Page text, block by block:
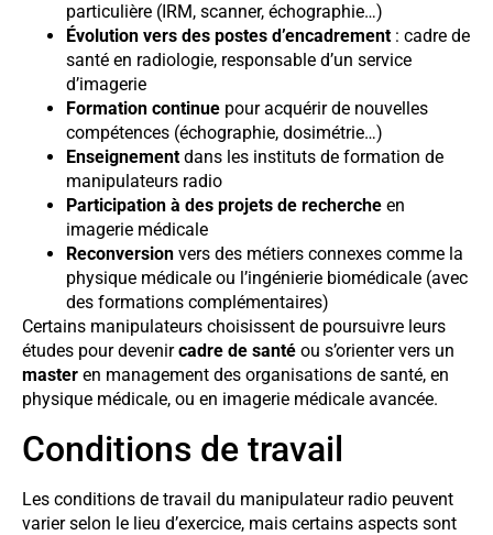
particulière (IRM, scanner, échographie…)
Évolution vers des postes d’encadrement : cadre de
santé en radiologie, responsable d’un service
d’imagerie
Formation continue pour acquérir de nouvelles
compétences (échographie, dosimétrie…)
Enseignement dans les instituts de formation de
manipulateurs radio
Participation à des projets de recherche en
imagerie médicale
Reconversion vers des métiers connexes comme la
physique médicale ou l’ingénierie biomédicale (avec
des formations complémentaires)
Certains manipulateurs choisissent de poursuivre leurs
études pour devenircadre de santé ou s’orienter vers un
master en management des organisations de santé, en
physique médicale, ou en imagerie médicale avancée.
Conditions de travail
Les conditions de travail du manipulateur radio peuvent
varier selon le lieu d’exercice, mais certains aspects sont